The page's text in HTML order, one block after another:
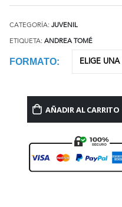
CATEGORÍA: JUVENIL
ETIQUETA: ANDREA TOMÉ
FORMATO
AÑADIR AL CARRITO